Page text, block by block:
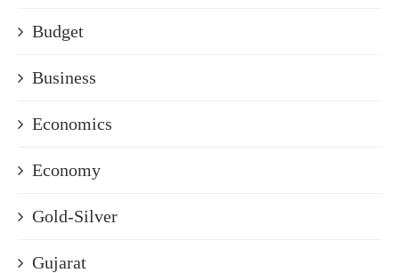
Budget
Business
Economics
Economy
Gold-Silver
Gujarat